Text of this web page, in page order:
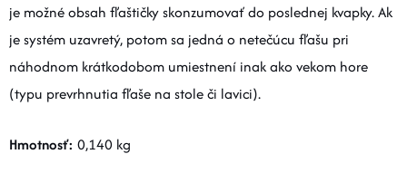
je možné obsah fľaštičky skonzumovať do poslednej kvapky. Ak
je systém uzavretý, potom sa jedná o netečúcu fľašu pri
náhodnom krátkodobom umiestnení inak ako vekom hore
(typu prevrhnutia fľaše na stole či lavici).
Hmotnosť: 0,140 kg